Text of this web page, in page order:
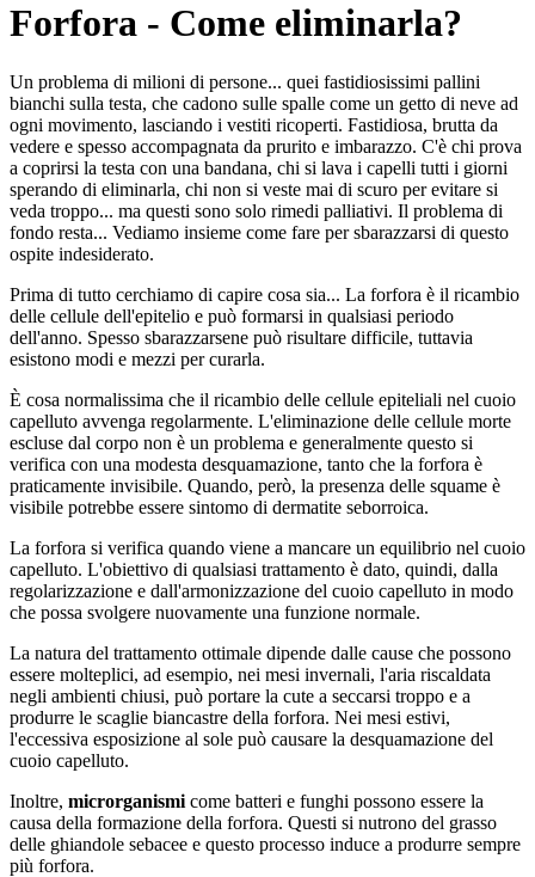
Forfora - Come eliminarla?
Un problema di milioni di persone... quei fastidiosissimi pallini
bianchi sulla testa, che cadono sulle spalle come un getto di neve ad
ogni movimento, lasciando i vestiti ricoperti. Fastidiosa, brutta da
vedere e spesso accompagnata da prurito e imbarazzo. C'è chi prova
a coprirsi la testa con una bandana, chi si lava i capelli tutti i giorni
sperando di eliminarla, chi non si veste mai di scuro per evitare si
veda troppo... ma questi sono solo rimedi palliativi. Il problema di
fondo resta... Vediamo insieme come fare per sbarazzarsi di questo
ospite indesiderato.
Prima di tutto cerchiamo di capire cosa sia... La forfora è il ricambio
delle cellule dell'epitelio e può formarsi in qualsiasi periodo
dell'anno. Spesso sbarazzarsene può risultare difficile, tuttavia
esistono modi e mezzi per curarla.
È cosa normalissima che il ricambio delle cellule epiteliali nel cuoio
capelluto avvenga regolarmente. L'eliminazione delle cellule morte
escluse dal corpo non è un problema e generalmente questo si
verifica con una modesta desquamazione, tanto che la forfora è
praticamente invisibile. Quando, però, la presenza delle squame è
visibile potrebbe essere sintomo di dermatite seborroica.
La forfora si verifica quando viene a mancare un equilibrio nel cuoio
capelluto. L'obiettivo di qualsiasi trattamento è dato, quindi, dalla
regolarizzazione e dall'armonizzazione del cuoio capelluto in modo
che possa svolgere nuovamente una funzione normale.
La natura del trattamento ottimale dipende dalle cause che possono
essere molteplici, ad esempio, nei mesi invernali, l'aria riscaldata
negli ambienti chiusi, può portare la cute a seccarsi troppo e a
produrre le scaglie biancastre della forfora. Nei mesi estivi,
l'eccessiva esposizione al sole può causare la desquamazione del
cuoio capelluto.
Inoltre, microrganismi come batteri e funghi possono essere la
causa della formazione della forfora. Questi si nutrono del grasso
delle ghiandole sebacee e questo processo induce a produrre sempre
più forfora.